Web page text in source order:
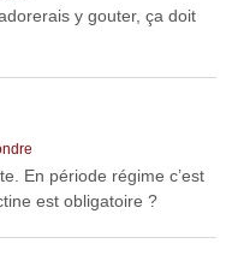
y gouter, ça doit
En période régime c’est
est obligatoire ?